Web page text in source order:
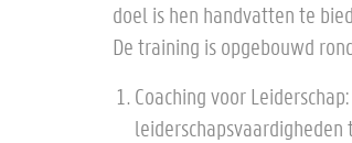
doel is hen handvatten te
De training is opgebouwd
Coaching voor